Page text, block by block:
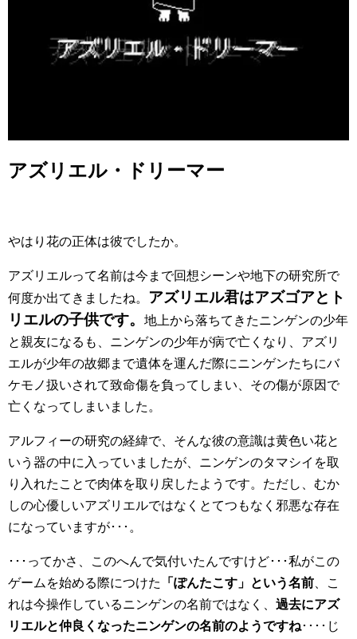
アズリエル・ドリーマー
やはり花の正体は彼でしたか。
アズリエルって名前は今まで回想シーンや地下の研究所で
何度か出てきましたね。 アズリエル君はアズゴアとト
リエルの子供です。
地上から落ちてきたニンゲンの少年
と親友になるも、ニンゲンの少年が病で亡くなり、アズリ
エルが少年の故郷まで遺体を運んだ際にニンゲンたちにバ
ケモノ扱いされて致命傷を負ってしまい、その傷が原因で
亡くなってしまいました。
アルフィーの研究の経緯で、そんな彼の意識は黄色い花と
いう器の中に入っていましたが、ニンゲンのタマシイを取
り入れたことで肉体を取り戻したようです。ただし、むか
しの心優しいアズリエルではなくとてつもなく邪悪な存在
になっていますが･･･。
･･･ってかさ、このへんで気付いたんですけど･･･私がこの
ゲームを始める際につけた
「ぽんたこす」という名前 、こ
れは今操作しているニンゲンの名前ではなく、 過去にアズ
リエルと仲良くなったニンゲンの名前のようですね････じ